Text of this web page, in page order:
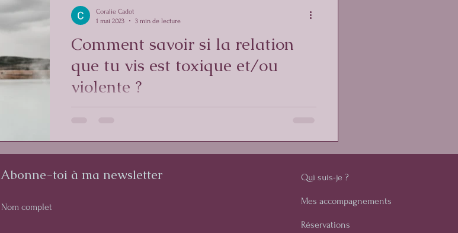
Comment savoir si la relation
que tu vis est toxique et/ou
violente ?
bonne fois...
Coralie Cadot
1 mai 2023
3 min de lecture
Abonne-toi à ma newsletter
Nom complet
Qui suis-je ?
Mes accompagnements
Réservations